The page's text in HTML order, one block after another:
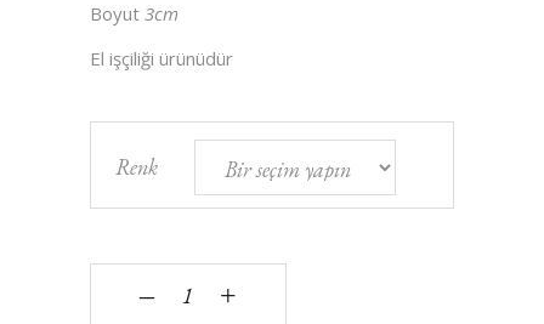
Boyut 3cm
El işçiliği ürünüdür
Renk
Yün Ponpon 3 cm - 10 adet quantity
‒ +